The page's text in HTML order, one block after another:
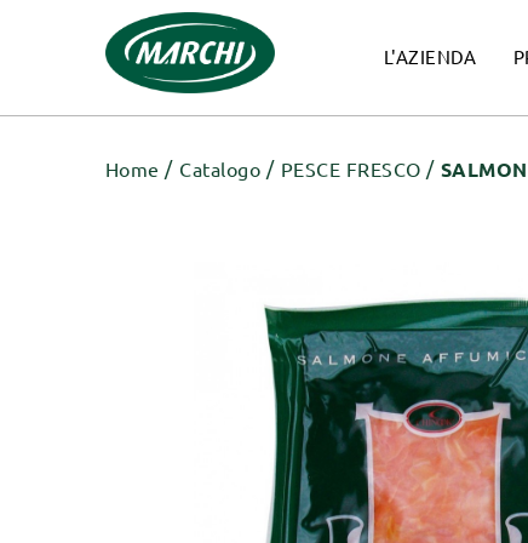
L'AZIENDA
Home Catalogo PESCE FRESCO